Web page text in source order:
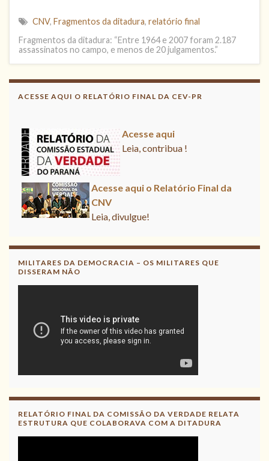
CNV, Fragmentos da ditadura, relatório final
Fragmentos da ditadura: “Entre 1964 e 2007 foram 2.187
assassinatos no campo, e menos de 20 julgamentos.”
ACESSE AQUI O RELATÓRIO FINAL DA CEV-PR
Acesse aqui
Leia, contribua !
Acesse aqui o Relatório Final da
CNV
Leia, divulgue!
MILITARES DA DEMOCRACIA – OS MILITARES QUE
DISSERAM NÃO
RELATÓRIO FINAL DA COMISSÃO DA VERDADE RELATA
ESTRUTURA QUE COLABORAVA COM A DITADURA